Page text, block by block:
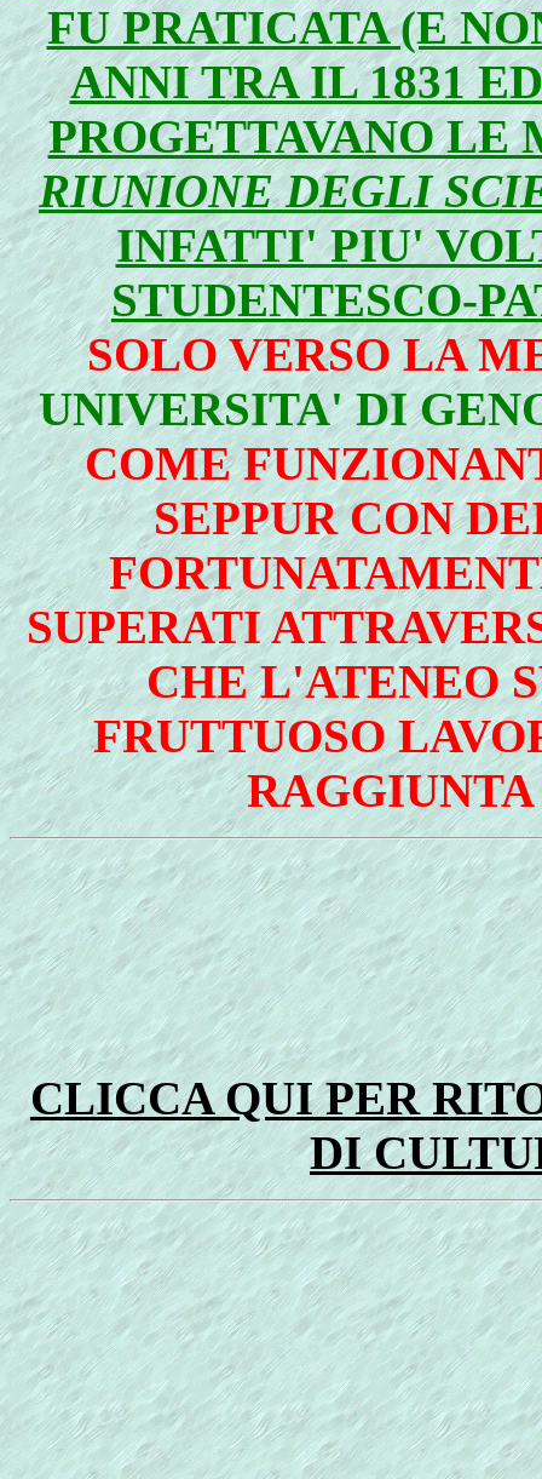
FU PRATICATA (E
ANNI TRA IL 1831
PROGETTAVANO LE
RIUNIONE DEGLI
INFATTI' PIU'
STUDENTESCO-
SOLO VERSO LA
UNIVERSITA' DI
COME
SEPPUR CON
SUPERATI
CHE L'ATENEO
FRUTTUOSO
CLICCA QUI PER
DI